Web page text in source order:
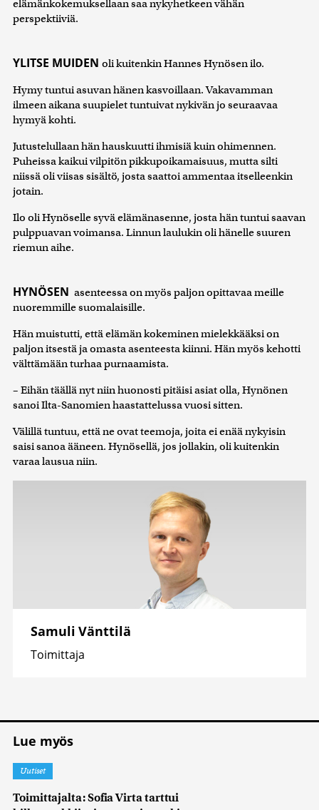
elämänkokemuksellaan saa nykyhetkeen vähän
perspektiiviä.
YLITSE MUIDEN oli kuitenkin Hannes Hynösen ilo.
Hymy tuntui asuvan hänen kasvoillaan. Vakavamman
ilmeen aikana suupielet tuntuivat nykivän jo seuraavaa
hymyä kohti.
Jutustelullaan hän hauskuutti ihmisiä kuin ohimennen.
Puheissa kaikui vilpitön pikkupoikamaisuus, mutta silti
niissä oli viisas sisältö, josta saattoi ammentaa itselleenkin
jotain.
Ilo oli Hynöselle syvä elämänasenne, josta hän tuntui saavan
pulppuavan voimansa. Linnun laulukin oli hänelle suuren
riemun aihe.
HYNÖSEN asenteessa on myös paljon opittavaa meille
nuoremmille suomalaisille.
Hän muistutti, että elämän kokeminen mielekkääksi on
paljon itsestä ja omasta asenteesta kiinni. Hän myös kehotti
välttämään turhaa purnaamista.
– Eihän täällä nyt niin huonosti pitäisi asiat olla, Hynönen
sanoi Ilta-Sanomien haastattelussa vuosi sitten.
Välillä tuntuu, että ne ovat teemoja, joita ei enää nykyisin
saisi sanoa ääneen. Hynösellä, jos jollakin, oli kuitenkin
varaa lausua niin.
Samuli Vänttilä
Toimittaja
Lue myös
Uutiset
Toimittajalta: Sofia Virta tarttui